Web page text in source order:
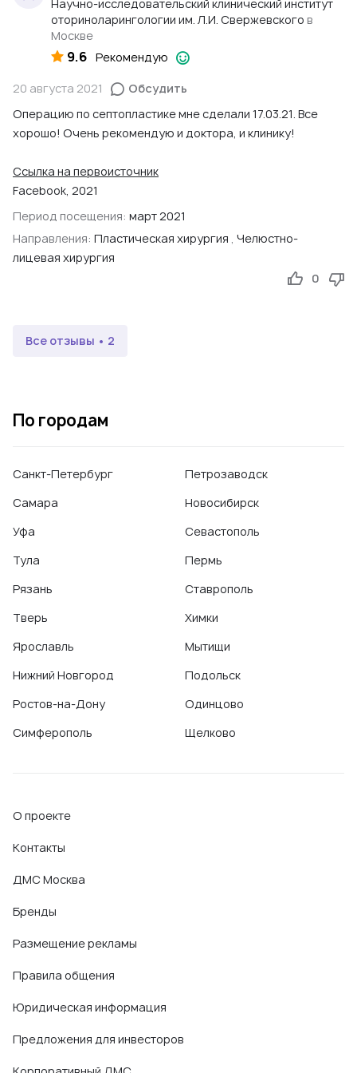
Электроэнцефалография (ЭЭГ),Эндоскопия ЛОР-
органов
без особой навязчивости врачей. Именно конвент и там,
конечно, не до индивидуального подхода.
необходимое. Но еду повкуснее и нужные лекарства надо
иметь с собой. А в выходные сестру можно не найти. Но
все ходячие, потому особо персонал не требуется.
высоко-профессиональным российским! коллективом.
Научно-исследовательский клинический институт
оториноларингологии им. Л.И. Свержевского в
Москве
9.6 Рекомендую
20 августа 2021
Обсудить
Операцию по септопластике мне сделали 17.03.21. Все
хорошо! Очень рекомендую и доктора, и клинику!
Ссылка на первоисточник
Facebook, 2021
Период посещения: март 2021
Направления: Пластическая хирургия , Челюстно-
лицевая хирургия
0
Все отзывы • 2
По городам
Санкт-Петербург
Самара
Уфа
Тула
Рязань
Тверь
Ярославль
Нижний Новгород
Ростов-на-Дону
Симферополь
Петрозаводск
Новосибирск
Севастополь
Пермь
Ставрополь
Химки
Мытищи
Подольск
Одинцово
Щелково
О проекте
Контакты
ДМС Москва
Бренды
Размещение рекламы
Правила общения
Юридическая информация
Предложения для инвесторов